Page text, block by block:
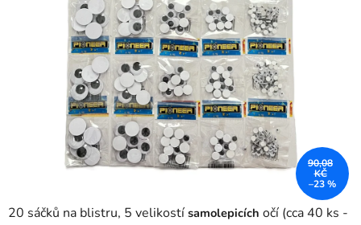
20 sáčků na blistru, 5 velikostí samolepicích očí (cca 40 ks -
90,08
KČ
–23 %